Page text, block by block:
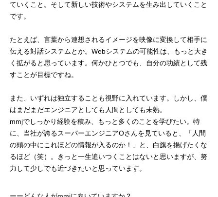
ていくこと。そして新しい技術やシステムを生み出していくこと
です。
たとえば、言葉から連想されるイメージを映像に変換して相手に
伝える対話システムとか。Webシステムの可能性は、もっと大き
く拡がると思っています。何かひとつでも、自分の功績として残
すことが目標ですね。
また、いずれは独立することも視野に入れています。しかし、僕
はまだまだエンジニアとしても人間としても未熟。
mmjでしっかり経験を積み、もっと多くのことを学びたい。特
に、当社が誇るスーパーエンジニアOさんを見ていると、「人間
の頭の中にこれほどの情報が入るのか！」と、白旗を揚げたくな
るほど（笑）。きっと一生追いつくことはないと思いますが、努
力して少しでも近づきたいと思っています。